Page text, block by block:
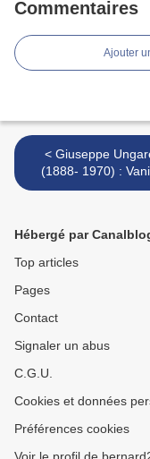
Commentaires
Ajouter
< Giuseppe Ungaretti
(1888- 1970) :
Vanità
Hébergé par
Top articles
Pages
Contact
Signaler un abus
C.G.U.
Cookies et données
Préférences cookies